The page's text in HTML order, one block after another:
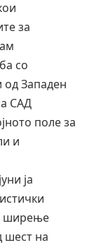
за
со
од Западен
САД
поле за
и
ја
ширење
шест на